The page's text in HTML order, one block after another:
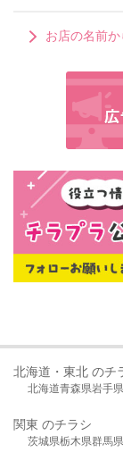
お店の名前
北海道・東北 のチ
北海道青森県岩手県
関東 のチラシ
茨城県栃木県群馬県